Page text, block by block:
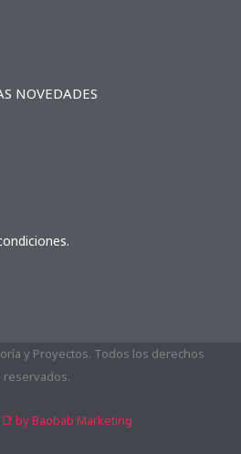
NOVEDADES
y Proyectos. Todos los derechos
reservados.
by Baobab Marketing